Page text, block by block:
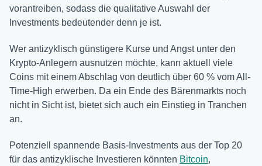
vorantreiben, sodass die qualitative Auswahl der
Investments bedeutender denn je ist.
Wer antizyklisch günstigere Kurse und Angst unter den
Krypto-Anlegern ausnutzen möchte, kann aktuell viele
Coins mit einem Abschlag von deutlich über 60 % vom All-
Time-High erwerben. Da ein Ende des Bärenmarkts noch
nicht in Sicht ist, bietet sich auch ein Einstieg in Tranchen
an.
Potenziell spannende Basis-Investments aus der Top 20
für das antizyklische Investieren könnten Bitcoin,